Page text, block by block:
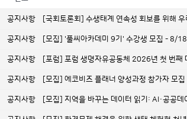
공지사항 [국회토론회] 수생태계 연속성 회보를 위해
공지사항 [모집] '풀씨아카데미 9기' 수강생 모집 - 8/
공지사항 [포럼] 포럼 생명자유공동체 2026년 첫 번
공지사항 [모집] 에코비즈 플래너 양성과정 참가자 모집
공지사항 [모집] 지역을 바꾸는 데이터 읽기: AI·공공데